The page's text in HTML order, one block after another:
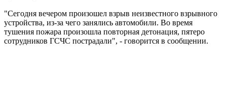
"Сегодня вечером произошел взрыв неизвестного взрывного
устройства, из-за чего занялись автомобили. Во время
тушения пожара произошла повторная детонация, пятеро
сотрудников ГСЧС пострадали", - говорится в сообщении.